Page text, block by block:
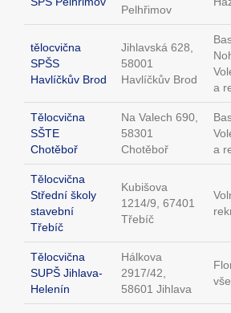
Pelhřimov
tělocvična
SPŠS
Havlíčkův Brod
Jihlavská 628,
58001
Havlíčkův Brod
a
Tělocvična
SŠTE
Chotěboř
Na Valech 690,
58301
Chotěboř
a
Tělocvična
Střední školy
stavební
Třebíč
Kubišova
1214/9, 67401
Třebíč
Tělocvična
SUPŠ Jihlava-
Helenín
Hálkova
2917/42,
58601 Jihlava